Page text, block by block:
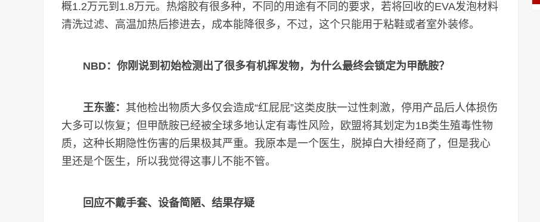
概1.2万元到1.8万元。热熔胶有很多种，不同的用途有不同的要求，若将回收的EVA发泡材料
清洗过滤、高温加热后掺进去，成本能降很多，不过，这个只能用于粘鞋或者室外装修。
NBD：你刚说到初始检测出了很多有机挥发物，为什么最终会锁定为甲酰胺？
王东鉴： 其他检出物质大多仅会造成“红屁屁”这类皮肤一过性刺激，停用产品后人体损伤
大多可以恢复；但甲酰胺已经被全球多地认定有毒性风险，欧盟将其划定为1B类生殖毒性物
质，这种长期隐性伤害的后果极其严重。我原本是一个医生，脱掉白大褂经商了，但是我心
里还是个医生，所以我觉得这事儿不能不管。
回应不戴手套、设备简陋、结果存疑